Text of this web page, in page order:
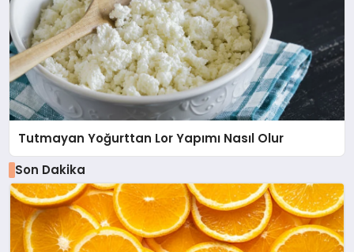
Tutmayan Yoğurttan Lor Yapımı Nasıl Olur
Son Dakika